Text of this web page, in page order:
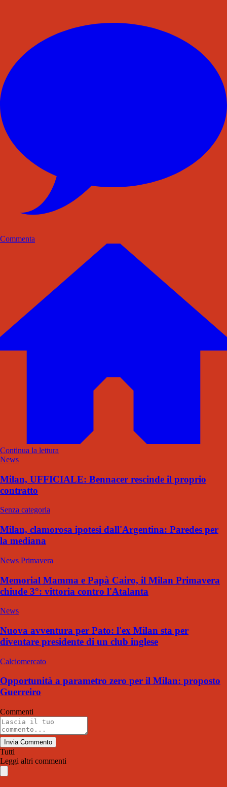
Commenta
Continua la lettura
News
Milan, UFFICIALE: Bennacer rescinde il proprio
contratto
Senza categoria
Milan, clamorosa ipotesi dall'Argentina: Paredes per
la mediana
News Primavera
Memorial Mamma e Papà Cairo, il Milan Primavera
chiude 3°: vittoria contro l'Atalanta
News
Nuova avventura per Pato: l'ex Milan sta per
diventare presidente di un club inglese
Calciomercato
Opportunità a parametro zero per il Milan: proposto
Guerreiro
Commenti
Invia Commento
Tutti
Leggi altri commenti